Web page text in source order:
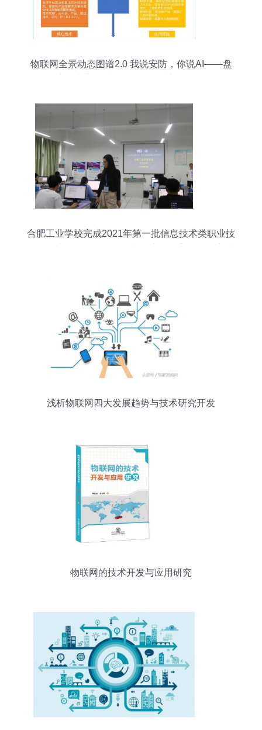
物联网全景动态图谱2.0 我说安防，你说AI——盘
合肥工业学校完成2021年第一批信息技术类职业技
浅析物联网四大发展趋势与技术研究开发
物联网的技术开发与应用研究